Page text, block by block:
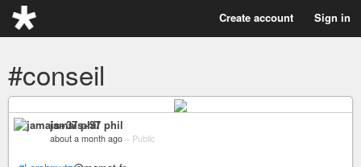
Create account Sign in
#conseil
jamais+37 phil
about a month ago – Public